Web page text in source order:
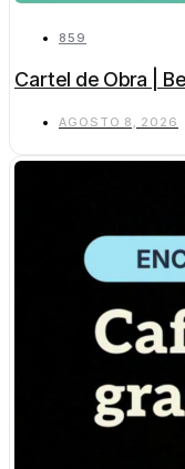
859
Cartel de Obra |
AGOSTO 8, 2026